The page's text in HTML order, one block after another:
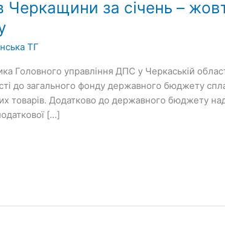
Черкащини за січень –
ТГ
Головного управління ДПС у Черкаській
до загального фонду державного бюджету
товарів. Додатково до державного бюджету
[…]